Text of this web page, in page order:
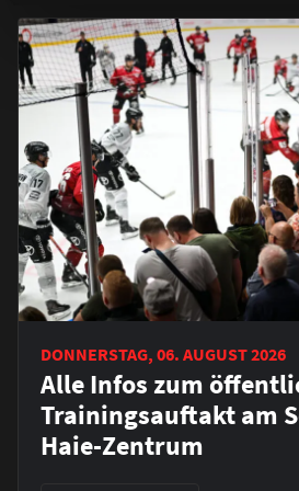
DONNERSTAG, 06. AUGUST 2026
Alle Infos zum
Trainingsauftakt am
Haie-Zentrum